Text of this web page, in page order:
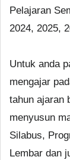
Pelajaran
2024, 2025,
Untuk anda
mengajar
tahun ajaran
menyusun
Silabus,
Lembar dan